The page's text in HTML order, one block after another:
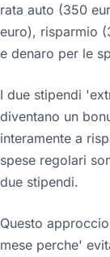
rata auto (350
euro), risparmio
e denaro per le
I due stipendi
diventano un
interamente a
spese regolari
due stipendi.
Questo
mese perche'